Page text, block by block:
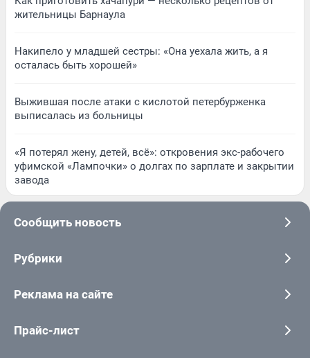
жительницы Барнаула
Накипело у младшей сестры: «Она уехала жить, а я
осталась быть хорошей»
Выжившая после атаки с кислотой петербурженка
выписалась из больницы
«Я потерял жену, детей, всё»: откровения экс-рабочего
уфимской «Лампочки» о долгах по зарплате и закрытии
завода
Сообщить новость
Рубрики
Реклама на сайте
Прайс-лист